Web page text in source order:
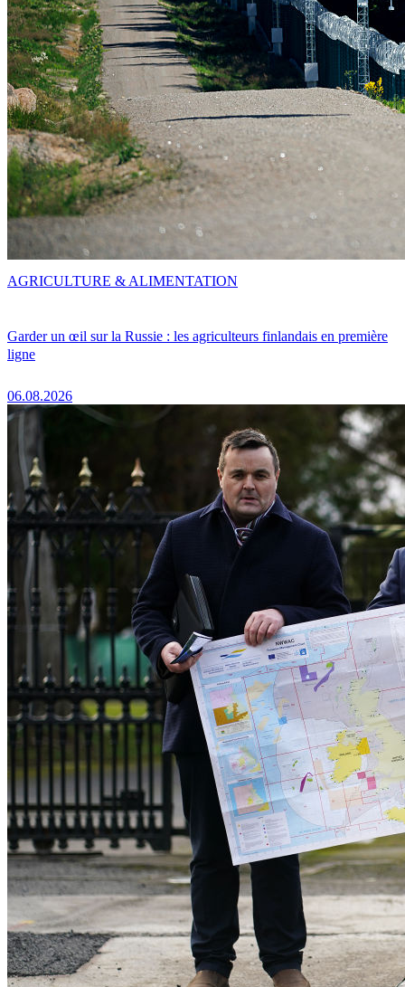
Garder un œil sur la Russie : les agriculteurs finlandais en première
ligne
06.08.2026
AGRICULTURE & ALIMENTATION